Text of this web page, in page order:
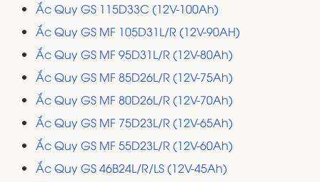
Ắc Quy GS 115D33C (12V-100Ah)
Ắc Quy GS MF 105D31L/R (12V-90AH)
Ắc Quy GS MF 95D31L/R (12V-80Ah)
Ắc Quy GS MF 85D26L/R (12V-75Ah)
Ắc Quy GS MF 80D26L/R (12V-70Ah)
Ắc Quy GS MF 75D23L/R (12V-65Ah)
Ắc Quy GS MF 55D23L/R (12V-60Ah)
Ắc Quy GS 46B24L/R/LS (12V-45Ah)